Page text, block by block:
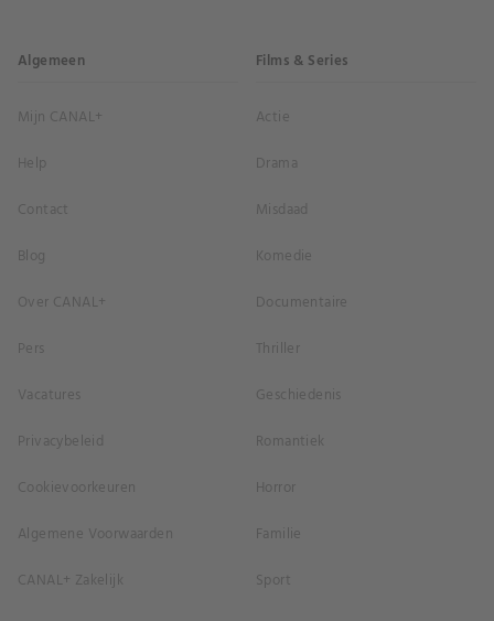
Algemeen
Mijn CANAL+
Help
Contact
Blog
Over CANAL+
Pers
Vacatures
Privacybeleid
Cookievoorkeuren
Algemene Voorwaarden
CANAL+ Zakelijk
Films & Series
Actie
Drama
Misdaad
Komedie
Documentaire
Thriller
Geschiedenis
Romantiek
Horror
Familie
Sport